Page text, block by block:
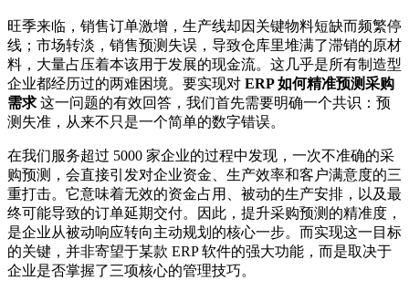
旺季来临，销售订单激增，生产线却因关键物料短缺而频繁停
线；市场转淡，销售预测失误，导致仓库里堆满了滞销的原材
料，大量占压着本该用于发展的现金流。这几乎是所有制造型
企业都经历过的两难困境。要实现对 ERP 如何精准预测采购
需求 这一问题的有效回答，我们首先需要明确一个共识：预
测失准，从来不只是一个简单的数字错误。
在我们服务超过 5000 家企业的过程中发现，一次不准确的采
购预测，会直接引发对企业资金、生产效率和客户满意度的三
重打击。它意味着无效的资金占用、被动的生产安排，以及最
终可能导致的订单延期交付。因此，提升采购预测的精准度，
是企业从被动响应转向主动规划的核心一步。而实现这一目标
的关键，并非寄望于某款 ERP 软件的强大功能，而是取决于
企业是否掌握了三项核心的管理技巧。